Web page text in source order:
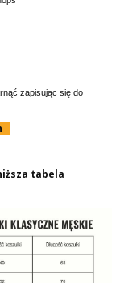
zapisując się do
tabela